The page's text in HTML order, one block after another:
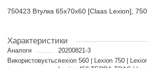
750423 Втулка 65x70x60 [Claas Lexion],
Характеристики
Аналоги
20200821-3
ВикористовуєтьсяLexion 560 | Lexion 750 |